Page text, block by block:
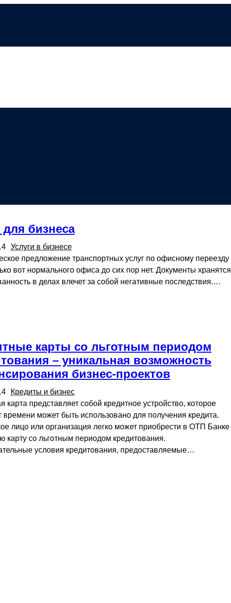
бизнеса
Услуги в бизнесе
предложение транспортных услуг по офисному переезду
вот нормального офиса до сих пор нет. Документы хранятся
в делах влечет за собой негативные последствия.…
карты со льготным периодом
– уникальная возможность
бизнес-проектов
Кредиты и бизнес
карта представляет собой кредитное устройство, которое
времени может быть использовано для получения кредита.
лицо или организация легко может приобрести в ОТП Банке
карту со льготным периодом кредитования.
условия кредитования, предоставляемые…